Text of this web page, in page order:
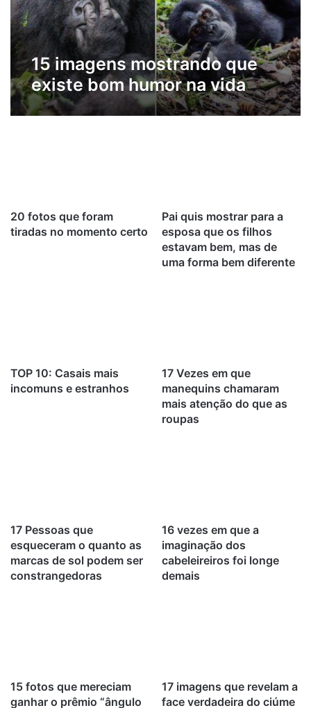
15 imagens mostrando que
existe bom humor na vida
selvagem
20 fotos que foram
tiradas no momento certo
Pai quis mostrar para a
esposa que os filhos
estavam bem, mas de
uma forma bem diferente
TOP 10: Casais mais
incomuns e estranhos
17 Vezes em que
manequins chamaram
mais atenção do que as
roupas
17 Pessoas que
esqueceram o quanto as
marcas de sol podem ser
constrangedoras
16 vezes em que a
imaginação dos
cabeleireiros foi longe
demais
15 fotos que mereciam
ganhar o prêmio “ângulo
17 imagens que revelam a
face verdadeira do ciúme